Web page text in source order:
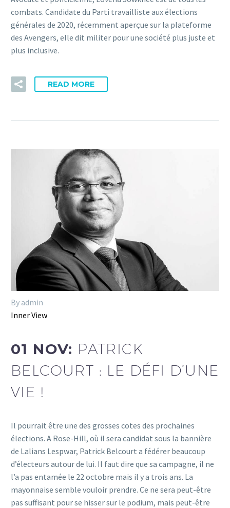
combats. Candidate du Parti travailliste aux élections
générales de 2020, récemment aperçue sur la plateforme
des Avengers, elle dit militer pour une société plus juste et
plus inclusive.
READ MORE
By admin
Inner View
01 NOV: PATRICK
BELCOURT : LE DÉFI D’UNE
VIE !
Il pourrait être une des grosses cotes des prochaines
élections. A Rose-Hill, où il sera candidat sous la bannière
de Lalians Lespwar, Patrick Belcourt a fédérer beaucoup
d’électeurs autour de lui. Il faut dire que sa campagne, il ne
l’a pas entamée le 22 octobre mais il y a trois ans. La
mayonnaise semble vouloir prendre. Ce ne sera peut-être
pas suffisant pour se hisser sur le podium, mais peut-être